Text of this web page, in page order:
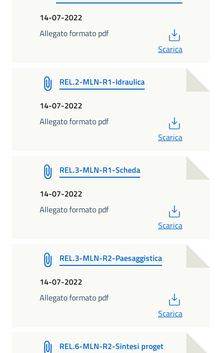
14-07-2022
Allegato formato pdf
Scarica
REL.2-MLN-R1-Idraulica
14-07-2022
Allegato formato pdf
Scarica
REL.3-MLN-R1-Scheda
14-07-2022
Allegato formato pdf
Scarica
REL.3-MLN-R2-Paesaggistica
14-07-2022
Allegato formato pdf
Scarica
REL.6-MLN-R2-Sintesi proget